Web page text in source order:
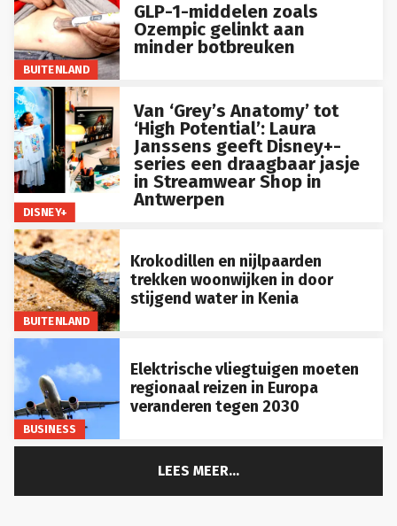
BUITENLAND
GLP-1-middelen zoals
Ozempic gelinkt aan
minder botbreuken
DISNEY+
Van ‘Grey’s Anatomy’ tot
‘High Potential’: Laura
Janssens geeft Disney+-
series een draagbaar jasje
in Streamwear Shop in
Antwerpen
BUITENLAND
Krokodillen en nijlpaarden
trekken woonwijken in door
stijgend water in Kenia
BUSINESS
Elektrische vliegtuigen moeten
regionaal reizen in Europa
veranderen tegen 2030
LEES MEER...